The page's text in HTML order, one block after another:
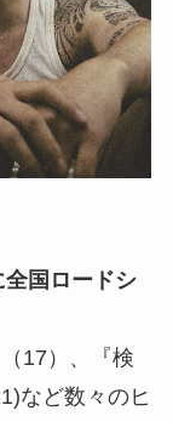
国ロードシ
17）、『検
など数々のヒ